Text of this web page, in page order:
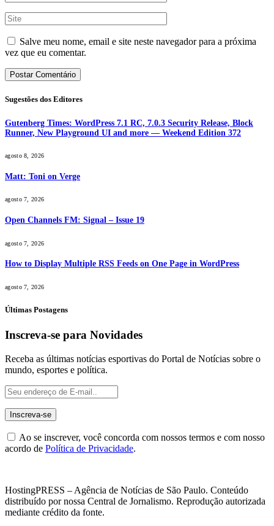
Salve meu nome, email e site neste navegador para a próxima
vez que eu comentar.
Sugestões dos Editores
Gutenberg Times: WordPress 7.1 RC, 7.0.3 Security Release, Block
Runner, New Playground UI and more — Weekend Edition 372
agosto 8, 2026
Matt: Toni on Verge
agosto 7, 2026
Open Channels FM: Signal – Issue 19
agosto 7, 2026
How to Display Multiple RSS Feeds on One Page in WordPress
agosto 7, 2026
Últimas Postagens
Inscreva-se para Novidades
Receba as últimas notícias esportivas do Portal de Notícias sobre o
mundo, esportes e política.
Ao se inscrever, você concorda com nossos termos e com nosso
acordo de Política de Privacidade.
HostingPRESS – Agência de Notícias de São Paulo. Conteúdo
distribuído por nossa Central de Jornalismo. Reprodução autorizada
mediante crédito da fonte.